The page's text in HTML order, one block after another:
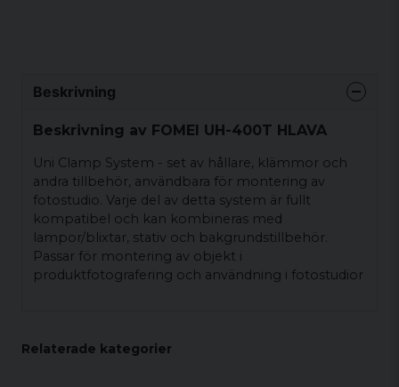
Beskrivning
Beskrivning av FOMEI UH-400T HLAVA
Uni Clamp System - set av hållare, klämmor och
andra tillbehör, användbara för montering av
fotostudio. Varje del av detta system är fullt
kompatibel och kan kombineras med
lampor/blixtar, stativ och bakgrundstillbehör.
Passar för montering av objekt i
produktfotografering och användning i fotostudior
Relaterade kategorier